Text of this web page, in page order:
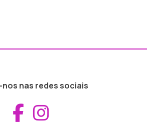
nas redes sociais
Aceder ao